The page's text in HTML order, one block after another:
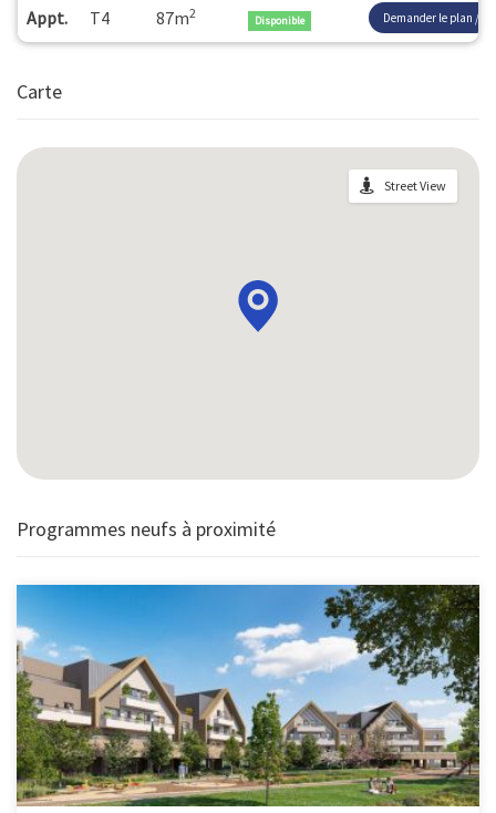
Appt. T4 87m2 Disponible Demander le plan /
Carte
Street View
Programmes neufs à proximité